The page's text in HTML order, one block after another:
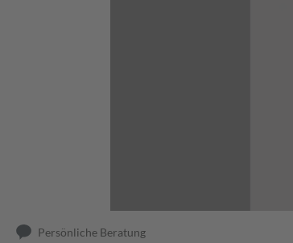
Persönliche Beratung